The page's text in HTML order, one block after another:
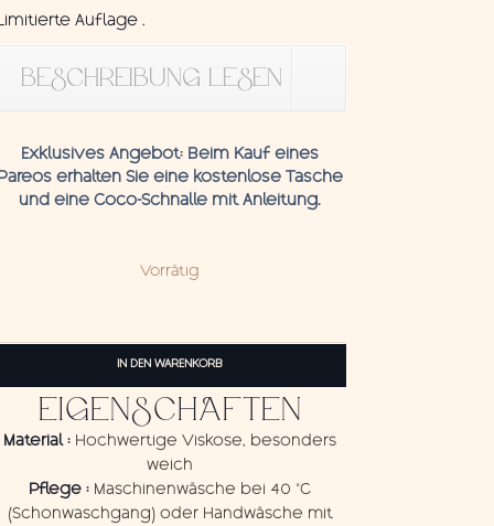
Auflage .
BESCHREIBUNG LESEN
Exklusives Angebot: Beim Kauf eines
erhalten Sie eine kostenlose Tasche
und eineCoco-Schnalle mitAnleitung.
Vorrätig
Nikki
IN DEN WARENKORB
EIGENSCHAFTEN
Material : Hochwertige Viskose, besonders
weich
Pflege : Maschinenwäsche bei 40 °C
(Schonwaschgang) oder Handwäsche mit